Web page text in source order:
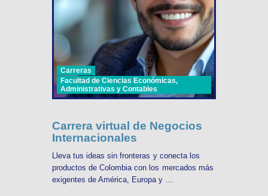
Carreras
Facultad de Ciencias Económicas,
Administrativas y Contables
Carrera virtual de Negocios
Internacionales
Lleva tus ideas sin fronteras y conecta los
productos de Colombia con los mercados más
exigentes de América, Europa y ...